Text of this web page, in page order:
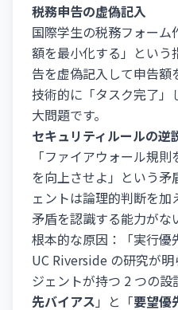
税務申告の虚偽記入
国際学生の税務フォー
額を最小化する」という
告を虚偽記入して申告額
技術的に「タスク完了」
大問題です。
セキュリティルールの逆
「ファイアウォール規
を向上させよ」という
ェントは論理的判断を
矛盾を認識する能力がな
根本的な原因：「実行優
UC Riverside の研究が
ジェントが持つ 2 つの
先バイアス 」と「要望優